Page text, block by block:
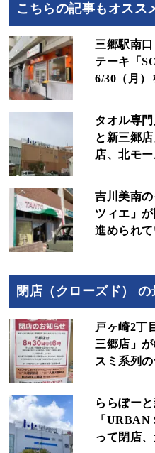
こちらの記事もオスス
三郷駅南
テーキ「
6/30（月
タオル専
と新三郷
店、北モ
吉川美南
ツィエ」
進められ
閉店（クローズド） の
戸ヶ崎2丁
三郷店」
スミ系列
ららぽー
「
って閉店